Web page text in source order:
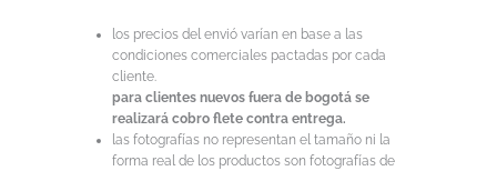
los precios del envió varían en base a las
condiciones comerciales pactadas por cada
cliente.
para clientes nuevos fuera de bogotá se
realizará cobro flete contra entrega.
las fotografías no representan el tamaño ni la
forma real de los productos son fotografías de